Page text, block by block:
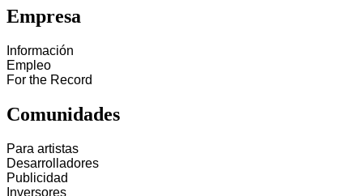
Empresa
Información
Empleo
For the Record
Comunidades
Para artistas
Desarrolladores
Publicidad
Inversores